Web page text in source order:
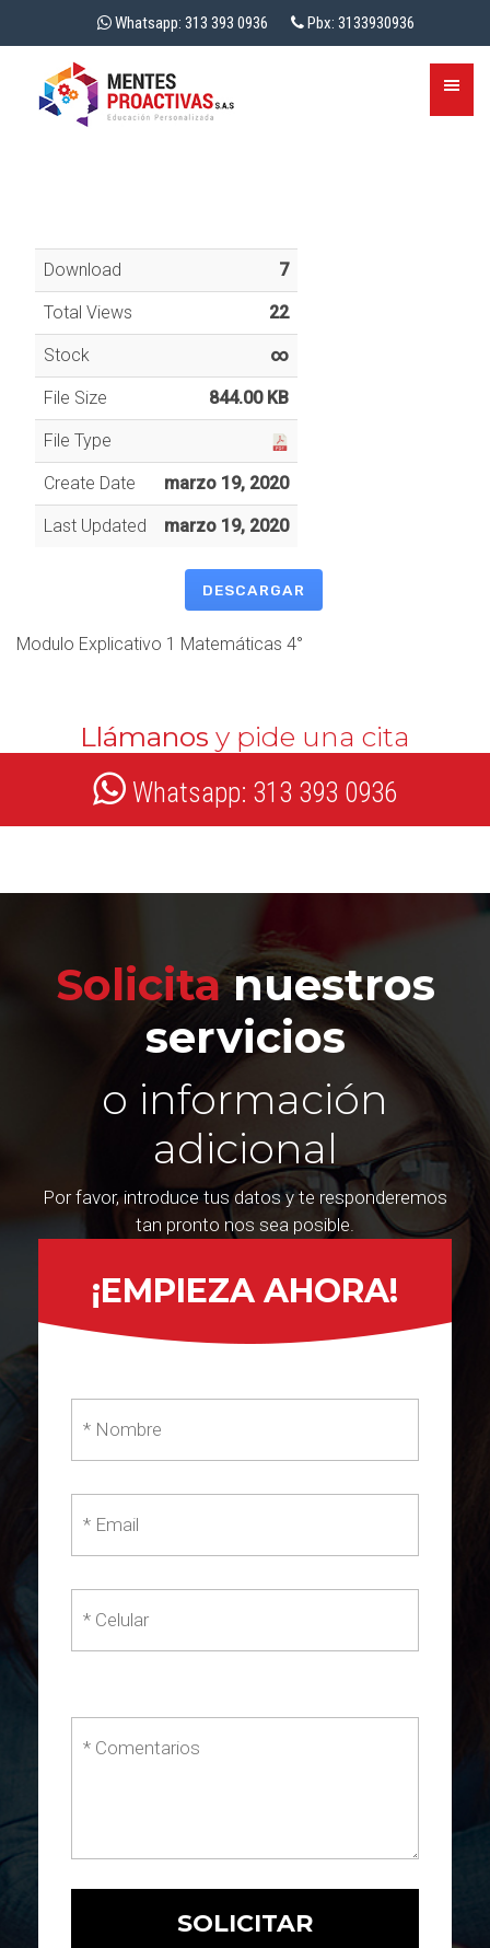
Whatsapp: 313 393 0936 Pbx: 3133930936
Download 7
Total Views 22
Stock ∞
File Size 844.00 KB
File Type
Create Date marzo 19, 2020
Last Updated marzo 19, 2020
DESCARGAR
Modulo Explicativo 1 Matemáticas 4°
Llámanos y pide una cita
Whatsapp: 313 393 0936
Solicitanuestros
servicios
o información
adicional
Por favor, introduce tus datos y te responderemos
tan pronto nos sea posible.
¡EMPIEZA AHORA!